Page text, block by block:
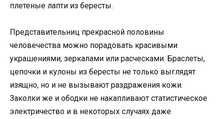
плетеные лапти из бересты.
Представительниц прекрасной половины
человечества можно порадовать красивыми
украшениями, зеркалами или расческами. Браслеты,
цепочки и кулоны из бересты не только выглядят
изящно, но и не вызывают раздражения кожи.
Заколки же и ободки не накапливают статистическое
электричество и в некоторых случаях даже